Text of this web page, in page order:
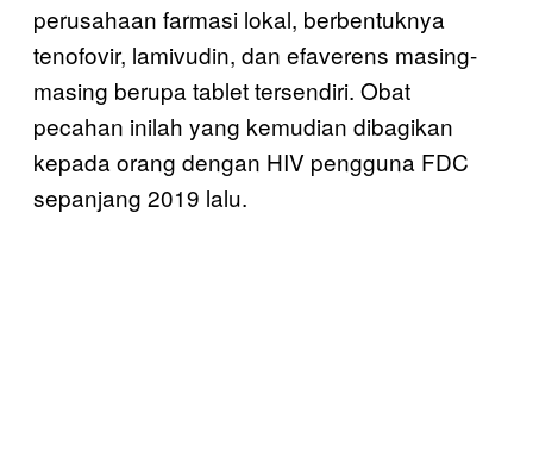
perusahaan farmasi lokal, berbentuknya
tenofovir, lamivudin, dan efaverens masing-
masing berupa tablet tersendiri. Obat
pecahan inilah yang kemudian dibagikan
kepada orang dengan HIV pengguna FDC
sepanjang 2019 lalu.